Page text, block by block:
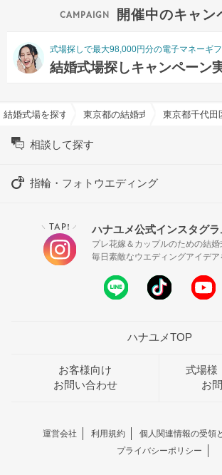
開催中のキャン
式場探しで最大98,000円分の電子マネーギ
結婚式場探しキャンペーン
結婚式場を探すならハナユメ東京都の結婚式場一覧東京都千代田
相談して探す
指輪・フォトウエディング
＼ TAP! ／ ハナユメ公式インスタグラ
プレ花嫁＆カップルのための結
毎日素敵なウエディングアイデ
ハナユメTOP
お客様向け
お問い合わせ
式場様
お
運営会社 利用規約
個人関連情報の受領
プライバシーポリシー